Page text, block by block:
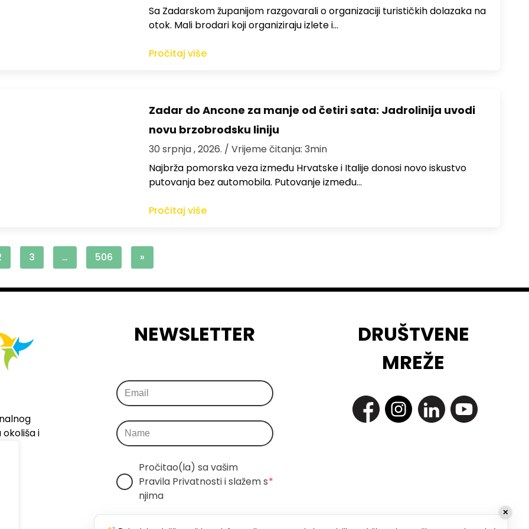
Sa Zadarskom županijom razgovarali o organizaciji turističkih dolazaka na
otok. Mali brodari koji organiziraju izlete i…
Pročitaj više
Zadar do Ancone za manje od četiri sata: Jadrolinija uvodi
novu brzobrodsku liniju
30 srpnja , 2026. / Vrijeme čitanja: 3min
Najbrža pomorska veza između Hrvatske i Italije donosi novo iskustvo
putovanja bez automobila. Putovanje između…
Pročitaj više
3 … 506 »
i
NEWSLETTER
Pročitao(la) sa vašim
Pravila Privatnosti i slažem s
njima
*
DRUŠTVENE
MREŽE
✕